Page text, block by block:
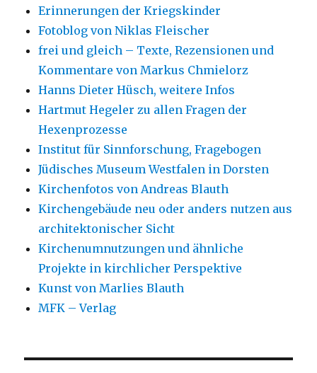
Erinnerungen der Kriegskinder
Fotoblog von Niklas Fleischer
frei und gleich – Texte, Rezensionen und
Kommentare von Markus Chmielorz
Hanns Dieter Hüsch, weitere Infos
Hartmut Hegeler zu allen Fragen der
Hexenprozesse
Institut für Sinnforschung, Fragebogen
Jüdisches Museum Westfalen in Dorsten
Kirchenfotos von Andreas Blauth
Kirchengebäude neu oder anders nutzen aus
architektonischer Sicht
Kirchenumnutzungen und ähnliche
Projekte in kirchlicher Perspektive
Kunst von Marlies Blauth
MFK – Verlag